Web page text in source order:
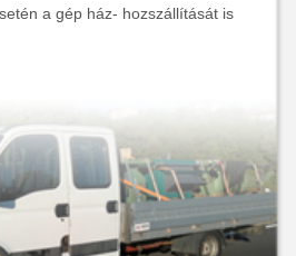
a gép ház- hozszállítását is